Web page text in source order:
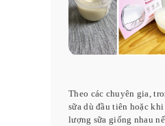
Theo các chuyên gia,
sữa dù đầu tiên hoặc
lượng sữa giống nhau